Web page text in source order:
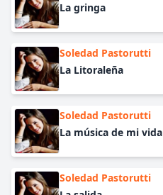
La gringa
Soledad Pastorutti
La Litoraleña
Soledad Pastorutti
La música de mi vida
Soledad Pastorutti